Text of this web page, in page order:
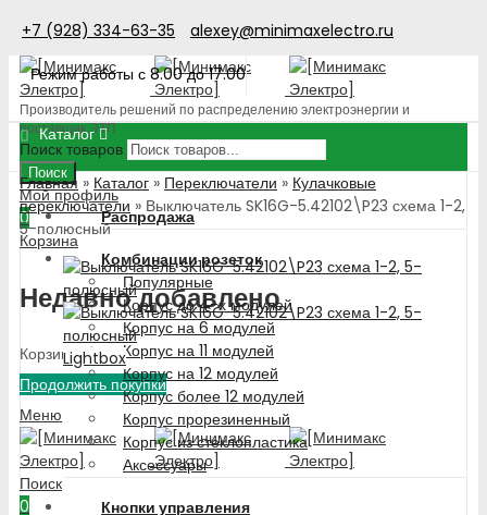
+7 (928) 334-63-35
alexey@minimaxelectro.ru
Режим работы с 8.00 до 17.00
Производитель решений по распределению электроэнергии и
поставщик ЭТП
Поиск товаров
Поиск
Мой профиль
0
Корзина
Недавно добавлено
Корзина пуста!
Продолжить покупки
Меню
Поиск
0
Каталог
Распродажа
Комбинации розеток
Популярные
Корпус до 4-х модулей
Корпус на 6 модулей
Корпус на 11 модулей
Корпус на 12 модулей
Корпус более 12 модулей
Корпус прорезиненный
Корпус из стеклопластика
Аксессуары
Кнопки управления
Главная » Каталог » Переключатели » Кулачковые
переключатели » Выключатель SK16G-5.42102\P23 схема 1-2,
5-полюсный
Lightbox